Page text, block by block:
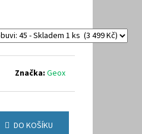
Značka:Geox
DO KOŠÍKU